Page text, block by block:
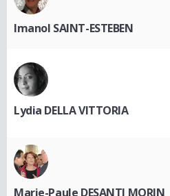
Imanol SAINT-ESTEBEN
Lydia DELLA VITTORIA
Marie-Paule DESANTI MORIN